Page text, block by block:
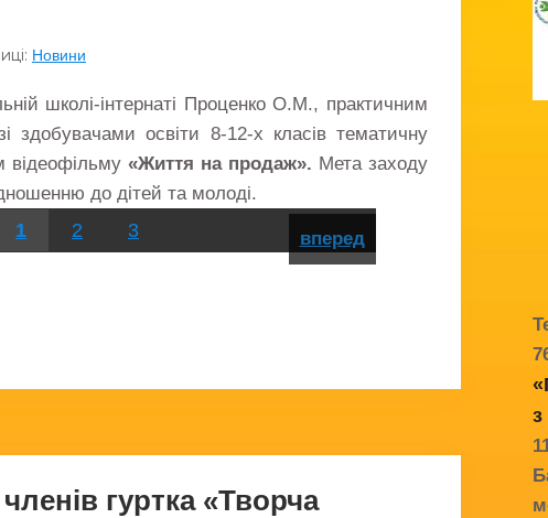
Новини
школі-інтернаті Проценко О.М., практичним
здобувачами освіти 8-12-х класів тематичну
відеофільму «Життя на продаж». Мета заходу
до дітей та молоді.
вперед
1 2 3
гуртка «Творча
з